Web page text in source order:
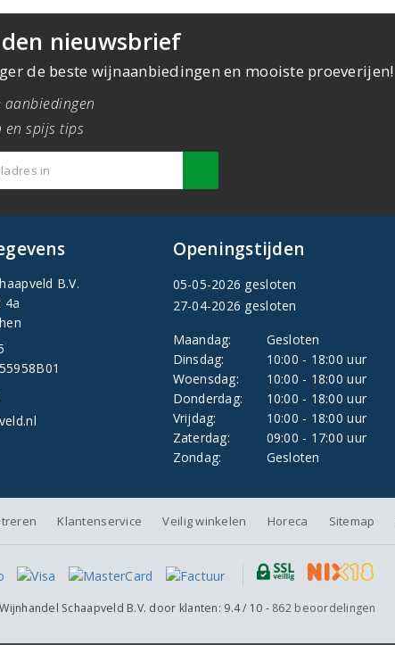
nieuwsbrief
de beste wijnaanbiedingen en mooiste proeverijen!
aanbiedingen
en spijs tips
B.V.
4a
Openingstijden
05-05-2026 gesloten
27-04-2026 gesloten
Maandag:
Gesloten
Dinsdag:
10:00 - 18:00 uur
Woensdag:
10:00 - 18:00 uur
Donderdag:
10:00 - 18:00 uur
Vrijdag:
10:00 - 18:00 uur
Zaterdag:
09:00 - 17:00 uur
Zondag:
Gesloten
Klantenservice Veilig winkelen Horeca Sitemap
Wijnhandel Schaapveld B.V. door klanten: 9.4/ 10 - 862 beoordelingen